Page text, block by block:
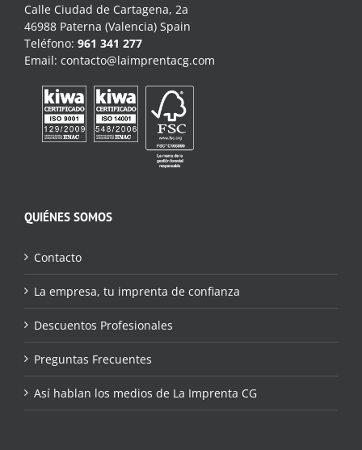
Calle Ciudad de Cartagena, 2a
46988 Paterna (Valencia) Spain
Teléfono: 961 341 277
Email: contacto@laimprentacg.com
QUIÉNES SOMOS
Contacto
La empresa, tu imprenta de confianza
Descuentos Profesionales
Preguntas Frecuentes
Así hablan los medios de La Imprenta CG